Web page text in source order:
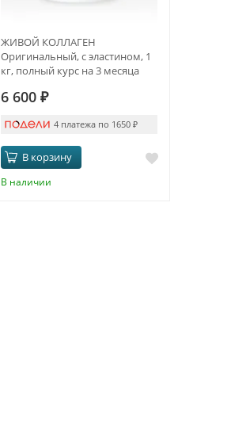
ЖИВОЙ КОЛЛАГЕН
Оригинальный, с эластином, 1
кг, полный курс на 3 месяца
6 600 ₽
4 платежа по 1650₽
В корзину
В наличии